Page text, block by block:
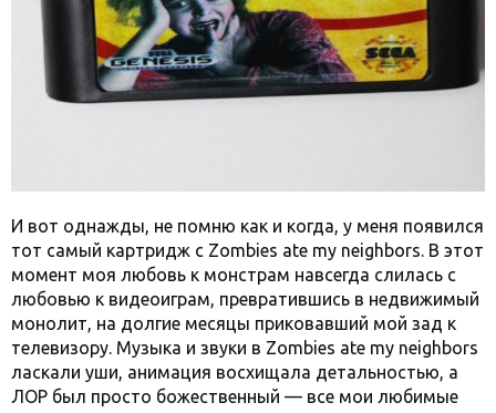
И вот однажды, не помню как и когда, у меня появился
тот самый картридж с Zombies ate my neighbors. В этот
момент моя любовь к монстрам навсегда слилась с
любовью к видеоиграм, превратившись в недвижимый
монолит, на долгие месяцы приковавший мой зад к
телевизору. Музыка и звуки в Zombies ate my neighbors
ласкали уши, анимация восхищала детальностью, а
ЛОР был просто божественный — все мои любимые